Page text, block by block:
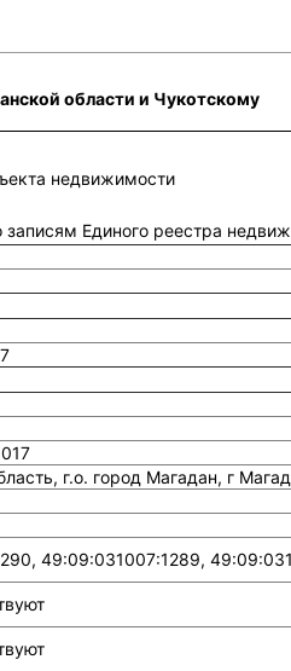
области и Чукотскому
недвижимости
Единого реестра
г.о. город Магадан, г
49:09:031007:1289,